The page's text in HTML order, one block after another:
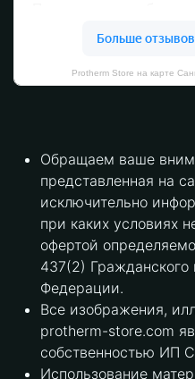
Protherm Store на карте
Обращаем ваше
представленная на
исключительно
при каких условиях
офертой
437(2) Гражданского
Федерации.
Все изображения,
protherm-store.com
собственностью ИП
Использование